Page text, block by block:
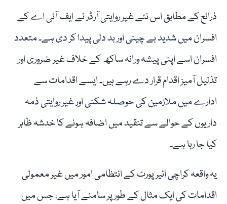
ذرائع کے مطابق اس نئے غیر روایتی آرڈر نے ایف آئی اے کے
افسران میں شدید بے چینی اور بد دلی پیدا کر دی ہے۔ متعدد
افسران اسے اپنی پیشہ ورانہ ساکھ کے خلاف غیر ضروری اور
تذلیل آمیز اقدام قرار دے رہے ہیں۔ ایسے اقدامات سے
ادارے میں ملازمین کی حوصلہ شکنی اور غیر روایتی ذمہ
داریوں کے حوالے سے تنقید میں اضافہ ہونے کا خدشہ ظاہر
کیا جا رہا ہے۔
یہ واقعہ کراچی ائیرپورٹ کے انتظامی امور میں غیر معمولی
اقدامات کی ایک مثال کے طور پر سامنے آیا ہے، جس میں